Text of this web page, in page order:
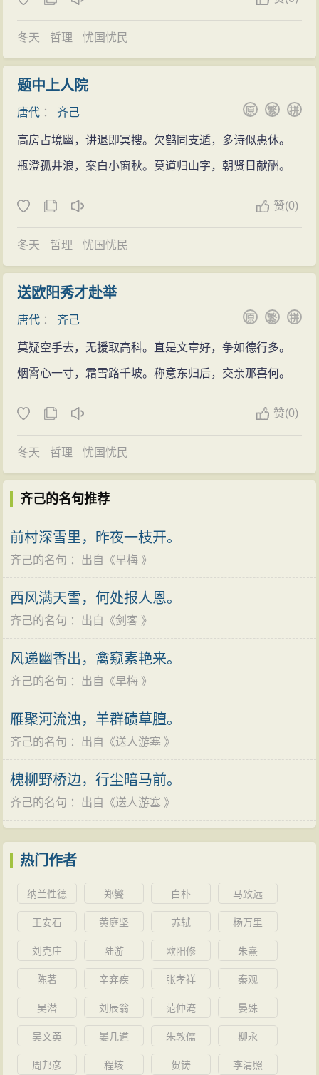
冬天 哲理 忧国忧民
题中上人院
唐代 ： 齐己 拼
繁
原
高房占境幽，讲退即冥搜。欠鹤同支遁，多诗似惠休。
瓶澄孤井浪，案白小窗秋。莫道归山字，朝贤日献酬。
赞(0)
冬天 哲理 忧国忧民
送欧阳秀才赴举
唐代 ： 齐己 拼
繁
原
莫疑空手去，无援取高科。直是文章好，争如德行多。
烟霄心一寸，霜雪路千坡。称意东归后，交亲那喜何。
赞(0)
冬天 哲理 忧国忧民
齐己的名句推荐
前村深雪里，昨夜一枝开。
齐己的名句 ：出自《早梅 》
西风满天雪，何处报人恩。
齐己的名句 ：出自《剑客 》
风递幽香出，禽窥素艳来。
齐己的名句 ：出自《早梅 》
雁聚河流浊，羊群碛草膻。
齐己的名句 ：出自《送人游塞 》
槐柳野桥边，行尘暗马前。
齐己的名句 ：出自《送人游塞 》
热门作者
纳兰性德 郑燮 白朴 马致远
王安石 黄庭坚 苏轼 杨万里
刘克庄 陆游 欧阳修 朱熹
陈著 辛弃疾 张孝祥 秦观
吴潜 刘辰翁 范仲淹 晏殊
吴文英 晏几道 朱敦儒 柳永
周邦彦 程垓 贺铸 李清照